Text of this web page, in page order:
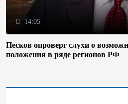
14:05
Песков опроверг слухи о
положения в ряде регионов РФ